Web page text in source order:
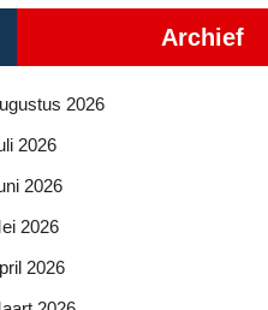
Archief
2026
2026
2026
2026
2026